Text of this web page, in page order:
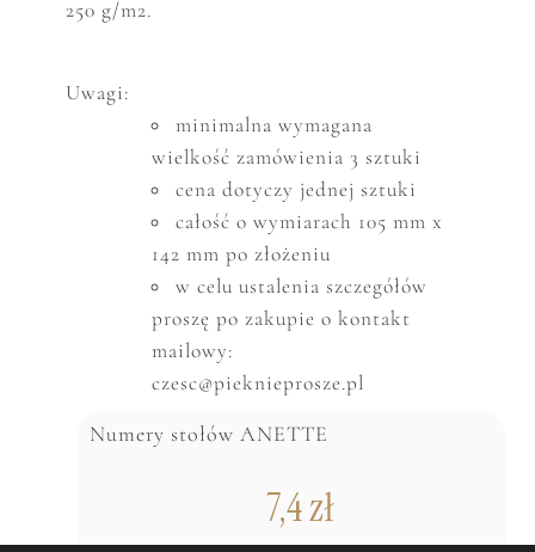
250 g/m2.
Uwagi:
minimalna wymagana
wielkość zamówienia 3 sztuki
cena dotyczy jednej sztuki
całość o wymiarach 105 mm x
142 mm po złożeniu
w celu ustalenia szczegółów
proszę po zakupie o kontakt
mailowy:
czesc@pieknieprosze.pl
Numery stołów ANETTE
7,4zł